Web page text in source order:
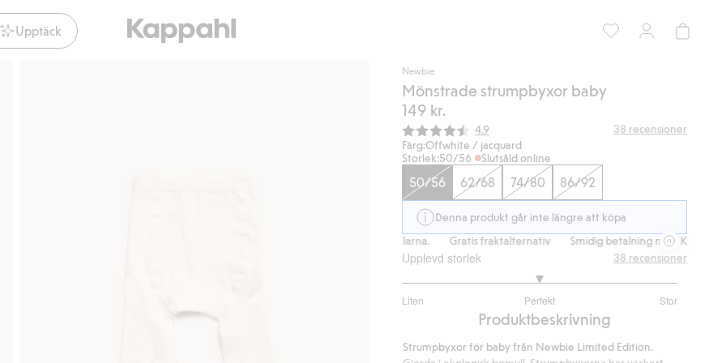
Upptäck
Newbie
Mönstrade strumpbyxor baby
149 kr.
Snittbetyg:
4.9 38 recensioner
Färg:Offwhite / jacquard
Storlek:50/56 Slutsåld online
50/56 62/68 74/80 86/92
Denna produkt går inte längre att köpa
Smidig betalning med Klarna. Gratis fraktalternativ Smidig betalning med Klarna.
Upplevd storlek
Liten Perfekt Stor
utav
30
38 recensioner
Produktbeskrivning
Strumpbyxor för baby från Newbie Limited Edition.